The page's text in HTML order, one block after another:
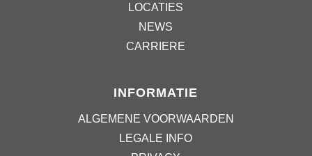
LOCATIES
NEWS
CARRIERE
INFORMATIE
ALGEMENE VOORWAARDEN
LEGALE INFO